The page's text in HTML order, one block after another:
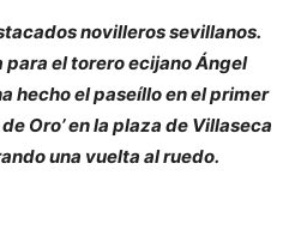
novilleros sevillanos.
para el torero ecijano Ángel
hecho el paseíllo en el primer
Oro’ en la plaza de Villaseca
una vuelta al ruedo.